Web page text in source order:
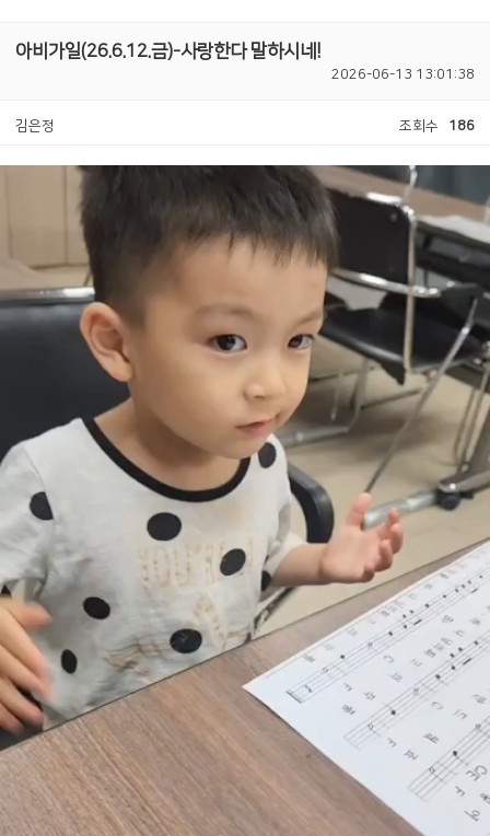
아비가일(26.6.12.금)-사랑한다 말하시네!
2026-06-13 13:01:38
김은정 조회수 186